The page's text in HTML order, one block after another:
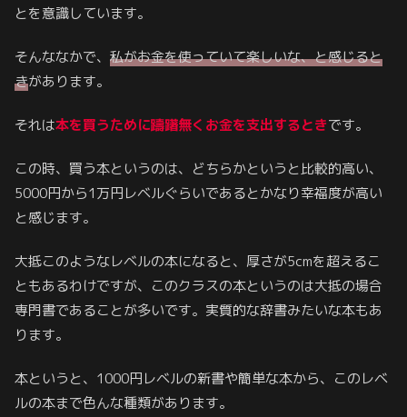
とを意識しています。
そんななかで、 私がお金を使っていて楽しいな、と感じると
きがあります。
それは本を買うために躊躇無くお金を支出するときです。
この時、買う本というのは、どちらかというと比較的高い、
5000円から1万円レベルぐらいであるとかなり幸福度が高い
と感じます。
大抵このようなレベルの本になると、厚さが5cmを超えるこ
ともあるわけですが、このクラスの本というのは大抵の場合
専門書であることが多いです。実質的な辞書みたいな本もあ
ります。
本というと、1000円レベルの新書や簡単な本から、このレベ
ルの本まで色んな種類があります。